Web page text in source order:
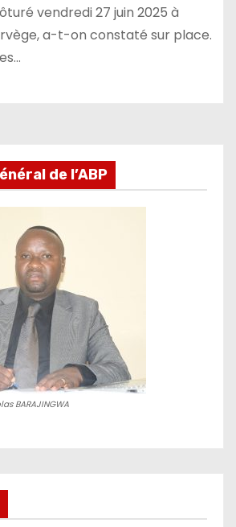
vendredi 27 juin 2025 à
a-t-on constaté sur place.
de l’ABP
BARAJINGWA